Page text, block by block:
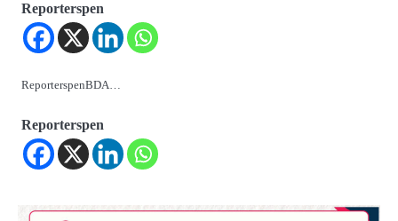
Reporterspen
ReporterspenBDA…
Reporterspen